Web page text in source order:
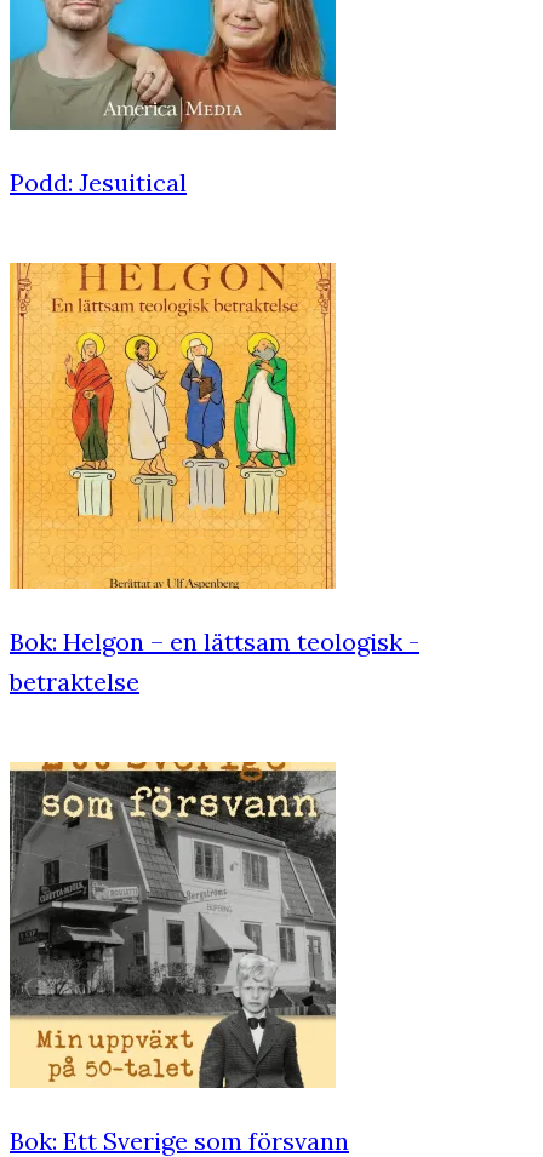
Podd: Jesuitical
Bok: Helgon – en lättsam teologisk ­
betraktelse
Bok: Ett Sverige som försvann